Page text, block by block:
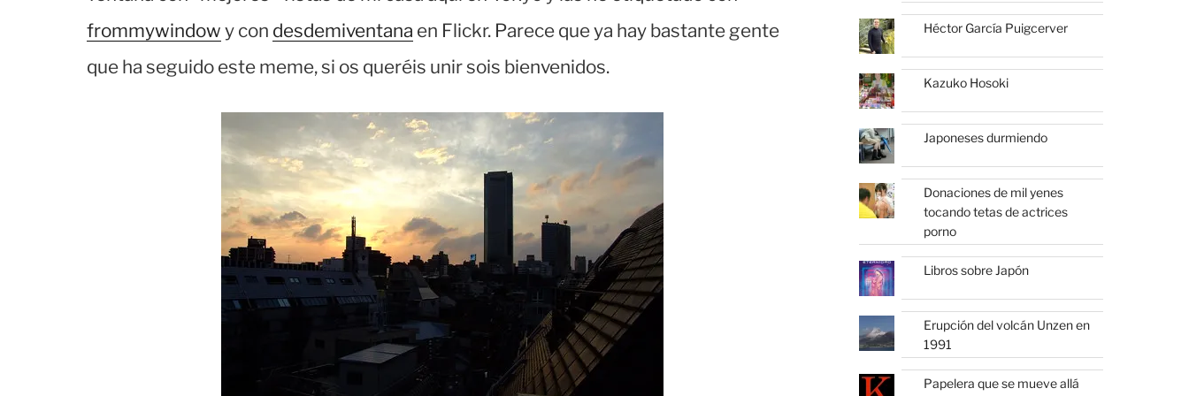
frommywindow y con desdemiventana en Flickr. Parece que ya hay bastante gente
que ha seguido este meme, si os queréis unir sois bienvenidos.
Héctor García Puigcerver
Kazuko Hosoki
Japoneses durmiendo
Donaciones de mil yenes
tocando tetas de actrices
porno
Libros sobre Japón
Erupción del volcán Unzen en
1991
Papelera que se mueve allá